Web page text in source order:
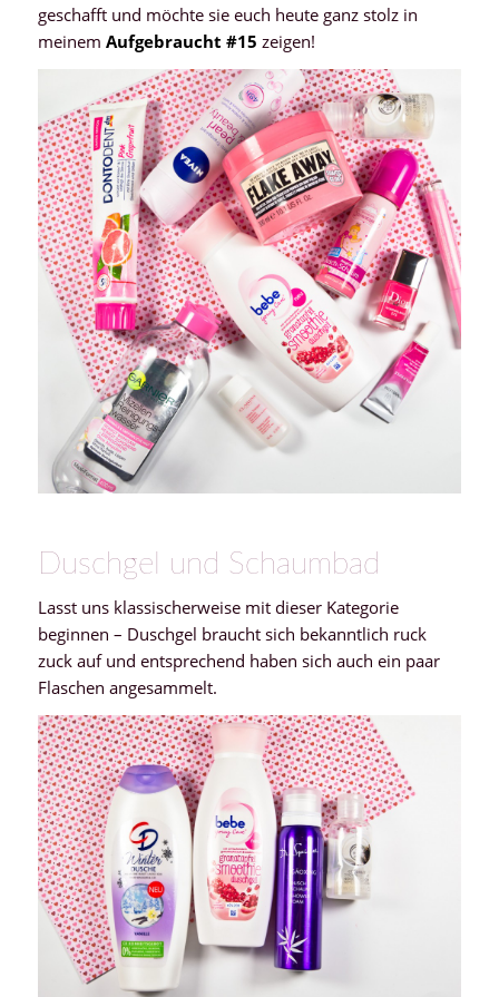
geschafft und möchte sie euch heute ganz stolz in
meinem Aufgebraucht #15 zeigen!
Duschgel und Schaumbad
Lasst uns klassischerweise mit dieser Kategorie
beginnen – Duschgel braucht sich bekanntlich ruck
zuck auf und entsprechend haben sich auch ein paar
Flaschen angesammelt.